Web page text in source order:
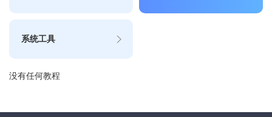
系统工具
没有任何教程